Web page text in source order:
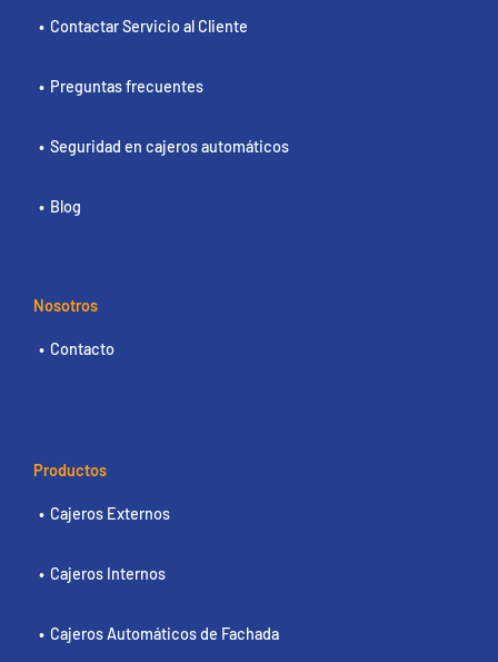
Contactar Servicio al Cliente
Preguntas frecuentes
Seguridad en cajeros automáticos
Blog
Nosotros
Contacto
Productos
Cajeros Externos
Cajeros Internos
Cajeros Automáticos de Fachada